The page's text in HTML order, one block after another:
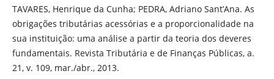
TAVARES, Henrique da Cunha; PEDRA, Adriano Sant’Ana. As
obrigações tributárias acessórias e a proporcionalidade na
sua instituição: uma análise a partir da teoria dos deveres
fundamentais. Revista Tributária e de Finanças Públicas, a.
21, v. 109, mar./abr., 2013.